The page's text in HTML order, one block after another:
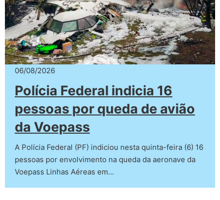
06/08/2026
Polícia Federal indicia 16
pessoas por queda de avião
da Voepass
A Polícia Federal (PF) indiciou nesta quinta-feira (6) 16
pessoas por envolvimento na queda da aeronave da
Voepass Linhas Aéreas em…